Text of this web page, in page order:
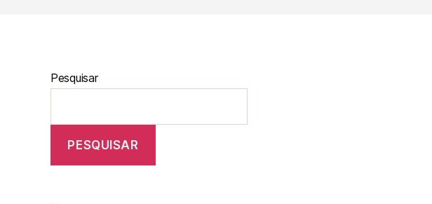
Pesquisar
PESQUISAR